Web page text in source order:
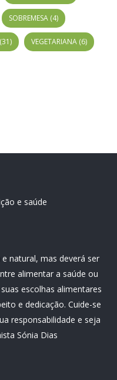
SOBREMESA (4)
(31) VEGETARIANA (6)
natural, mas deverá ser
alimentar a saúde ou
escolhas alimentares
e dedicação. Cuide-se
responsabilidade e seja
Sónia Dias